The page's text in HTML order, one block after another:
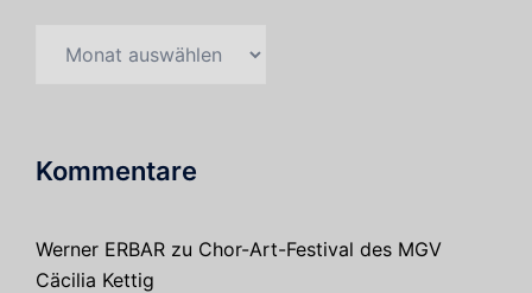
Kommentare
Werner ERBAR zu Chor-Art-Festival des MGV
Cäcilia Kettig